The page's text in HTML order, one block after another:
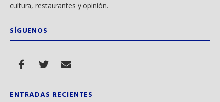
cultura, restaurantes y opinión.
SÍGUENOS
ENTRADAS RECIENTES